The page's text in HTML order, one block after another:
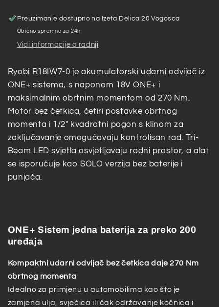
udarni
odvijač
ONE+
270
Nm
0
SOLO
udarni
odvijač
ONE+
270
R18IW7-
0
SOLO
Preuzimanje dostupno na Izeta Delica 20 Vogosca
Obično spremno za 24h
Vidi informacije o radnji
Ryobi R18IW7-0 je akumulatorski udarni odvijač iz
ONE+ sistema, s naponom 18V ONE+ i
maksimalnim obrtnim momentom od 270 Nm.
Motor bez četkica, četiri postavke obrtnog
momenta i 1/2" kvadratni pogon s klinom za
zaključavanje omogućavaju kontrolisan rad. Tri-
Beam LED svjetla osvjetljavaju radni prostor, a alat
se isporučuje kao SOLO verzija bez baterije i
punjača.
ONE+ Sistem jedna baterija za preko 200
uređaja
Kompaktni udarni odvijač bez četkica daje 270 Nm
obrtnog momenta
Idealno za primjenu u automobilima kao što je
zamjena ulja, svjećica ili čak održavanje kočnica i